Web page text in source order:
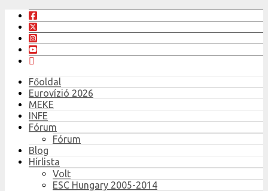
Főoldal
Eurovízió 2026
MEKE
INFE
Fórum
Fórum
Blog
Hírlista
Volt
ESC Hungary 2005-2014